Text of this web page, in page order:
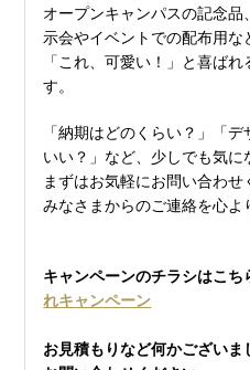
オープンキャンパスの記念
示会やイベントでの配布用な
「これ、可愛い！」と喜ば
す。
「納期はどのくらい？」「
いい？」など、少しでも気に
まずはお気軽にお問い合わせ
みなさまからのご連絡を心よ
キャンペーンのチラシはこ
れキャンペーン
お見積もりなど何かござい